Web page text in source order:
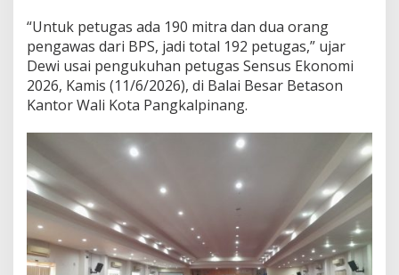
U
s
a
h
a
d
k
p
i
“Untuk petugas ada 190 mitra dan dua orang
pengawas dari BPS, jadi total 192 petugas,” ujar
Dewi usai pengukuhan petugas Sensus Ekonomi
2026, Kamis (11/6/2026), di Balai Besar Betason
Kantor Wali Kota Pangkalpinang.